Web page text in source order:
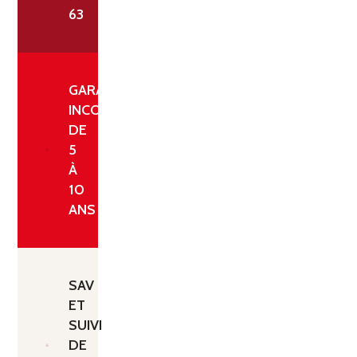
63
GARANTIE
INCONDITIONNELLE
DE
5
À
10
ANS
SAV
ET
SUIVI
DE